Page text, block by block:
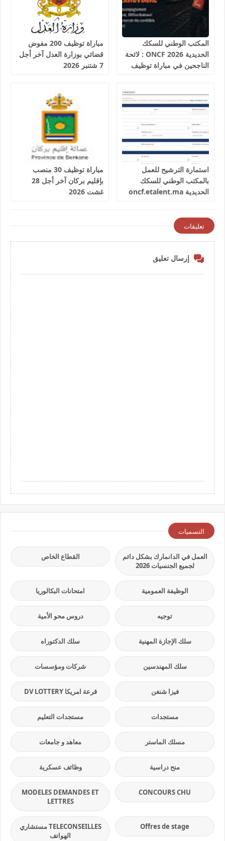
المكتب الوطني للسكك
الحديدية 2026 ONCF : لائحة
الناجحين في مباراة توظيف
مباراة توظيف 200 مفوض
قضائي بوزارة العدل آخر أجل
7 شتنبر 2026
استمارة الترشيح للعمل
بالمكتب الوطني للسكك
الحديدية oncf.etalent.ma
مباراة توظيف 30 منصب
بإقليم بركان آخر أجل 28
غشت 2026
تعليقات
إرسال تعليق
التسميات
العمل في الدانمارك بشكل دائم
لجميع الجنسيات 2026
القطاع الخاص
الوظيفة العمومية امتحانات البكالوريا
توجيه دروس محو الأمية
سلك الإجازة المهنية سلك الدكتوراه
سلك المهندسين شركات ومؤسسات
فيزا شنغن قرعة امريكا DV LOTTERY
مستجدات مستجدات التعليم
مسلك الماستر معاهد و جامعات
منح دراسية وظائف عسكرية
CONCOURS CHU
MODELES DEMANDES ET
LETTRES
Offres de stage
TELECONSEILLES مستشاري
الهواتف